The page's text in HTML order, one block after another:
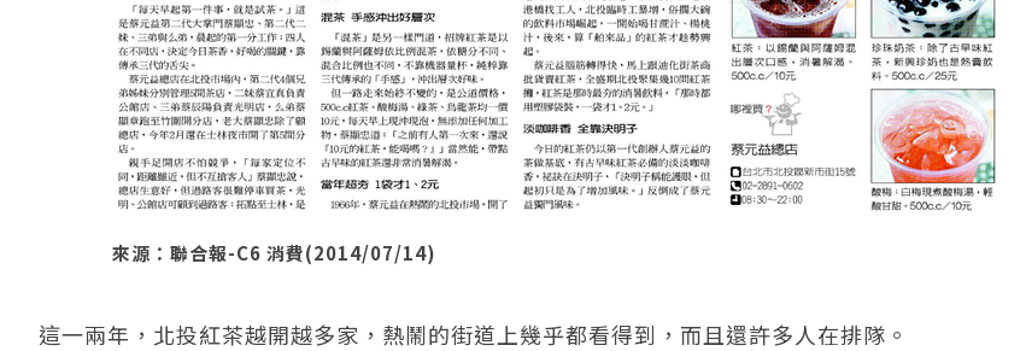
來源：聯合報-C6 消費(2014/07/14)
這一兩年，北投紅茶越開越多家，熱鬧的街道上幾乎都看得到，而且還許多人在排隊。